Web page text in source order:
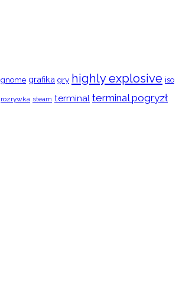
gnome grafika gry highly explosive iso
rozrywka steam terminal terminal pogryzł